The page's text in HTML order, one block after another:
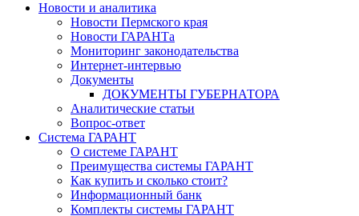
Новости и аналитика
Новости Пермского края
Новости ГАРАНТа
Мониторинг законодательства
Интернет-интервью
Документы
ДОКУМЕНТЫ ГУБЕРНАТОРА
Аналитические статьи
Вопрос-ответ
Система ГАРАНТ
О системе ГАРАНТ
Преимущества системы ГАРАНТ
Как купить и сколько стоит?
Информационный банк
Комплекты системы ГАРАНТ